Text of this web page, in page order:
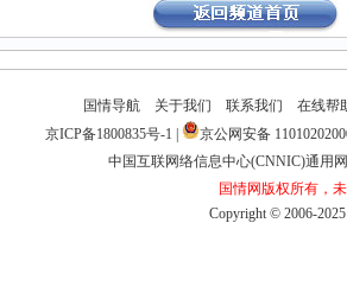
国情导航 关于我们 联系我们
在线帮
京ICP备1800835号-1
京公网安备
中国互联网络信息中心(CNNIC)通用
国情网版权所有，
Copyright©2006-